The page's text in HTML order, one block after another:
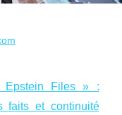
Epstein Files » :
faits et continuité